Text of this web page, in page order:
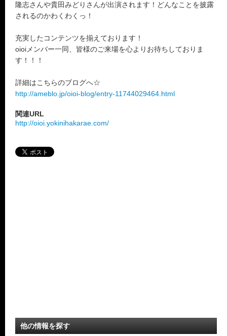
隆志さんや貴田みどりさんが出演されます！どんなことを披露
されるのかわくわくっ！
充実したコンテンツを揃えております！
oioiメンバー一同、皆様のご来場を心よりお待ちしておりま
す！！！
詳細はこちらのブログへ☆
http://ameblo.jp/oioi-blog/entry-11744029464.html
関連URL
http://oioi.yokinihakarae.com/
他の情報を探す